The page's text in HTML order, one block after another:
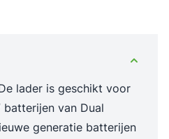
lader is geschikt voor
van Dual
generatie batterijen